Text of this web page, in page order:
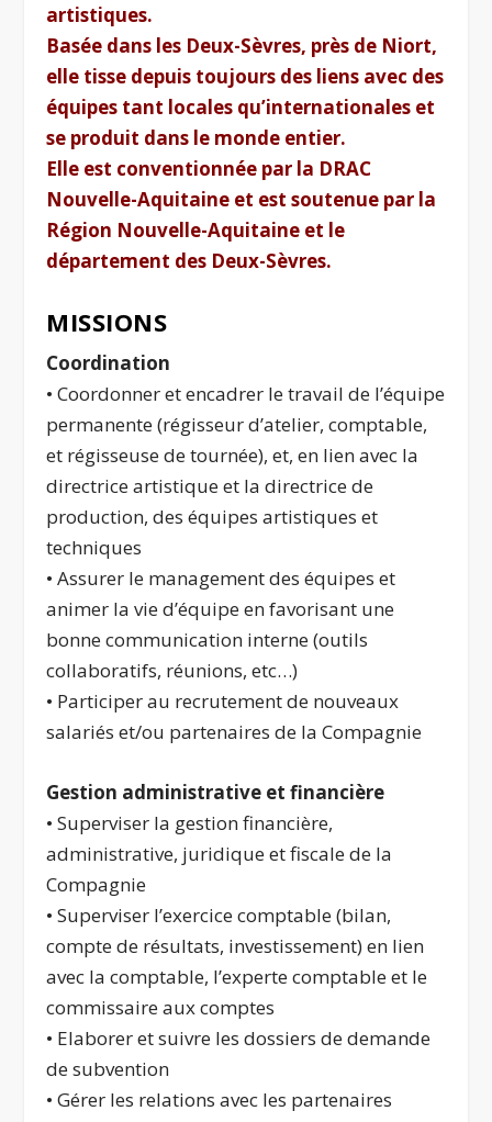
artistiques.
Basée dans les Deux-Sèvres, près de Niort,
elle tisse depuis toujours des liens avec des
équipes tant locales qu’internationales et
se produit dans le monde entier.
Elle est conventionnée par la DRAC
Nouvelle-Aquitaine et est soutenue par la
Région Nouvelle-Aquitaine et le
département des Deux-Sèvres.
MISSIONS
Coordination
• Coordonner et encadrer le travail de l’équipe
permanente (régisseur d’atelier, comptable,
et régisseuse de tournée), et, en lien avec la
directrice artistique et la directrice de
production, des équipes artistiques et
techniques
• Assurer le management des équipes et
animer la vie d’équipe en favorisant une
bonne communication interne (outils
collaboratifs, réunions, etc…)
• Participer au recrutement de nouveaux
salariés et/ou partenaires de la Compagnie
Gestion administrative et financière
• Superviser la gestion financière,
administrative, juridique et fiscale de la
Compagnie
• Superviser l’exercice comptable (bilan,
compte de résultats, investissement) en lien
avec la comptable, l’experte comptable et le
commissaire aux comptes
• Elaborer et suivre les dossiers de demande
de subvention
• Gérer les relations avec les partenaires